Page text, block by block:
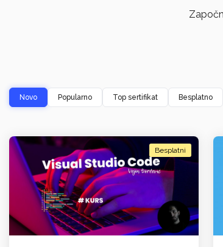
Novo Popularno Top sertifikat Besplatno
Besplatni